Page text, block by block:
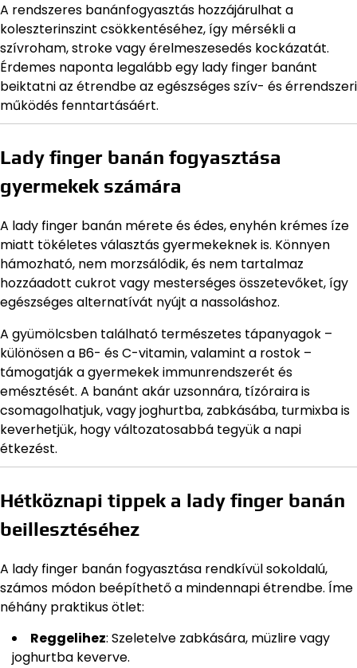
A rendszeres banánfogyasztás hozzájárulhat a
koleszterinszint csökkentéséhez, így mérsékli a
szívroham, stroke vagy érelmeszesedés kockázatát.
Érdemes naponta legalább egy lady finger banánt
beiktatni az étrendbe az egészséges szív- és érrendszeri
működés fenntartásáért.
Lady finger banán fogyasztása
gyermekek számára
A lady finger banán mérete és édes, enyhén krémes íze
miatt tökéletes választás gyermekeknek is. Könnyen
hámozható, nem morzsálódik, és nem tartalmaz
hozzáadott cukrot vagy mesterséges összetevőket, így
egészséges alternatívát nyújt a nassoláshoz.
A gyümölcsben található természetes tápanyagok –
különösen a B6- és C-vitamin, valamint a rostok –
támogatják a gyermekek immunrendszerét és
emésztését. A banánt akár uzsonnára, tízóraira is
csomagolhatjuk, vagy joghurtba, zabkásába, turmixba is
keverhetjük, hogy változatosabbá tegyük a napi
étkezést.
Hétköznapi tippek a lady finger banán
beillesztéséhez
A lady finger banán fogyasztása rendkívül sokoldalú,
számos módon beépíthető a mindennapi étrendbe. Íme
néhány praktikus ötlet:
Reggelihez: Szeletelve zabkására, müzlire vagy
joghurtba keverve.